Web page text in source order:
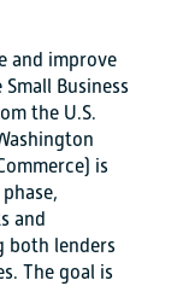
and improve
Business
the U.S.
is
and
both lenders
The goal is